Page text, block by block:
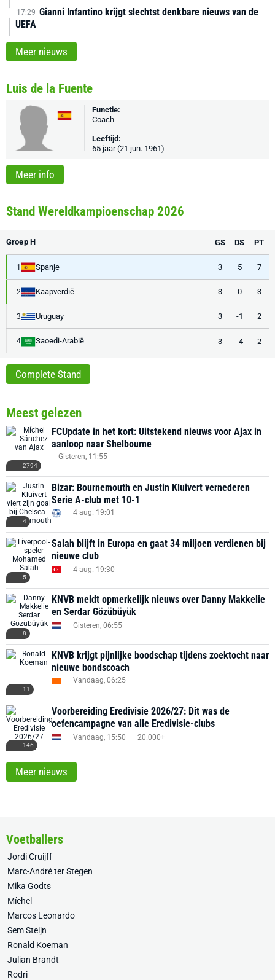
17:29 Gianni Infantino krijgt slechtst denkbare nieuws van de
UEFA
Meer nieuws
Luis de la Fuente
Functie:
Coach
Leeftijd:
65 jaar (21 jun. 1961)
Meer info
Stand Wereldkampioenschap 2026
Groep H GS DS PT
1 Spanje 3 5 7
2 Kaapverdië 3 0 3
3 Uruguay 3 -1 2
4 Saoedi-Arabië 3 -4 2
Complete Stand
Meest gelezen
2794
FCUpdate in het kort: Uitstekend nieuws voor Ajax in
aanloop naar Shelbourne
Gisteren, 11:55
4
Bizar: Bournemouth en Justin Kluivert vernederen
Serie A-club met 10-1
4 aug. 19:01
5
Salah blijft in Europa en gaat 34 miljoen verdienen bij
nieuwe club
4 aug. 19:30
8
KNVB meldt opmerkelijk nieuws over Danny Makkelie
en Serdar Gözübüyük
Gisteren, 06:55
11
KNVB krijgt pijnlijke boodschap tijdens zoektocht naar
nieuwe bondscoach
Vandaag, 06:25
146
Voorbereiding Eredivisie 2026/27: Dit was de
oefencampagne van alle Eredivisie-clubs
Vandaag, 15:50 20.000+
Meer nieuws
Voetballers
Jordi Cruijff
Marc-André ter Stegen
Mika Godts
Míchel
Marcos Leonardo
Sem Steijn
Ronald Koeman
Julian Brandt
Rodri